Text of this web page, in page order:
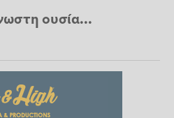
ουσία...